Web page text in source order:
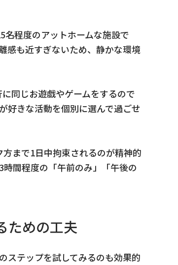
程度のアットホームな施設で
感も近すぎないため、静かな環境
同じお遊戯やゲームをするので
好きな活動を個別に選んで過ごせ
まで1日中拘束されるのが精神的
間程度の「午前のみ」「午後の
ための工夫
ステップを試してみるのも効果的